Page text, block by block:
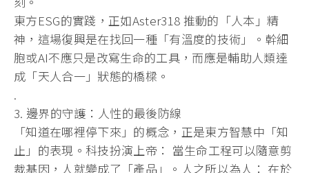
東方ESG的實踐，正如Aster318 推動的「人本」精
神，這場復興是在找回一種「有溫度的技術」。幹細
胞或AI不應只是改寫生命的工具，而應是輔助人類達
成「天人合一」狀態的橋樑。
.
3. 邊界的守護：人性的最後防線
「知道在哪裡停下來」的概念，正是東方智慧中「知
止」的表現。科技扮演上帝： 當生命工程可以隨意剪
裁基因，人就變成了「產品」。人之所以為人： 在於